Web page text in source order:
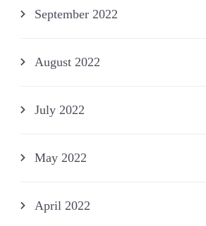
September 2022
August 2022
July 2022
May 2022
April 2022